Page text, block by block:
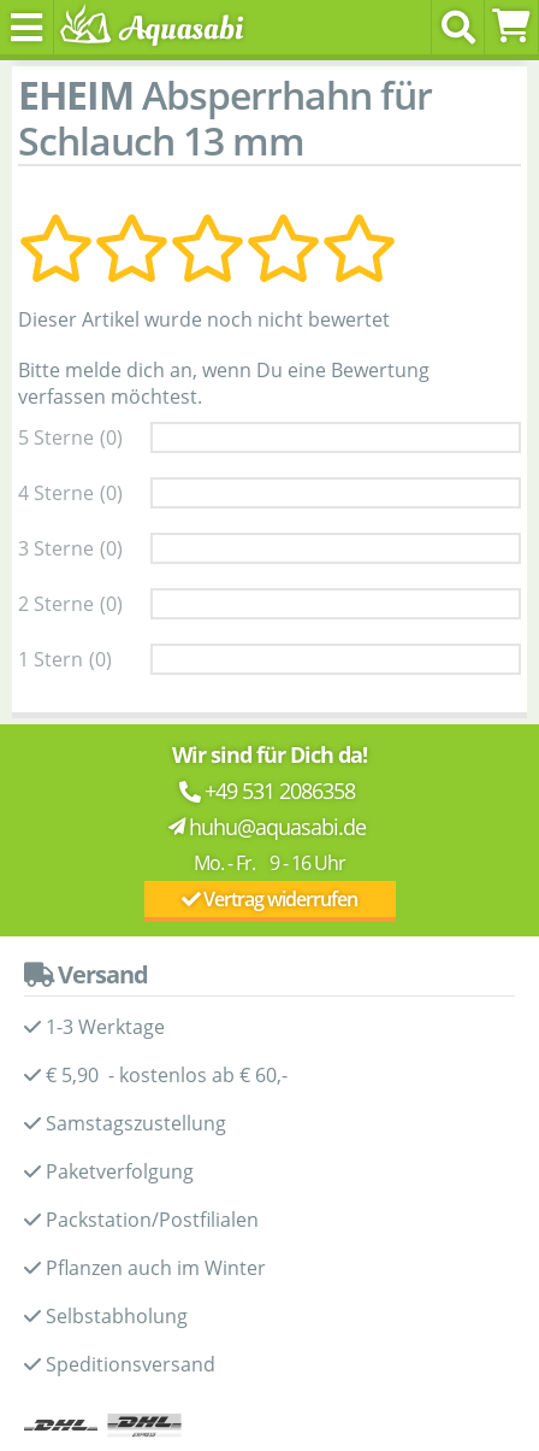
EHEIMAbsperrhahn für
Schlauch 13 mm
Dieser Artikel wurde noch nicht bewertet
Bitte melde dich an, wenn Du eine Bewertung
verfassen möchtest.
5 Sterne (0)
4 Sterne (0)
3 Sterne (0)
2 Sterne (0)
1 Stern (0)
Wir sind für Dich da!
+49 531 2086358
huhu@aquasabi.de
Mo. - Fr. 9 - 16 Uhr
Vertrag widerrufen
Versand
1-3 Werktage
€ 5,90 - kostenlos ab € 60,-
Samstagszustellung
Paketverfolgung
Packstation/Postfilialen
Pflanzen auch im Winter
Selbstabholung
Speditionsversand